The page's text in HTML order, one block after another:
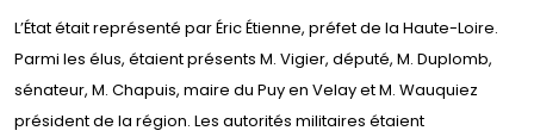
L’État était représenté par Éric Étienne, préfet de la Haute-Loire.
Parmi les élus, étaient présents M. Vigier, député, M. Duplomb,
sénateur, M. Chapuis, maire du Puy en Velay et M. Wauquiez
président de la région. Les autorités militaires étaient